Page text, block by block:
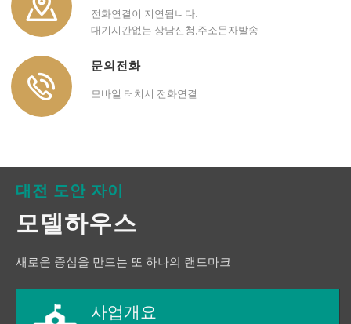
전화연결이 지연됩니다.
대기시간없는 상담신청,주소문자발송
문의전화
모바일 터치시 전화연결
대전 도안 자이
모델하우스
새로운 중심을 만드는 또 하나의 랜드마크
사업개요